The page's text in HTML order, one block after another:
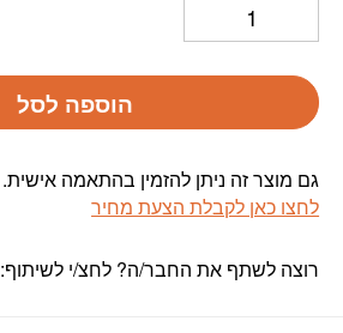
הוספה לסל
גם מוצר זה ניתן להזמין בהתאמה אישית.
לחצו כאן לקבלת הצעת מחיר
רוצה לשתף את החבר/ה? לחצ/י לשיתוף: